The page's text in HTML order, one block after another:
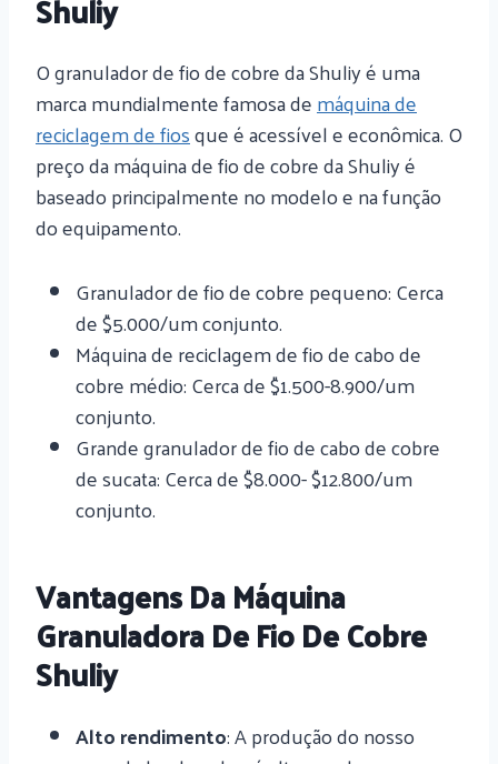
O granulador de fio de cobre da Shuliy é uma
marca mundialmente famosa demáquina de
reciclagem de fiosque é acessível e econômica. O
preço da máquina de fio de cobre da Shuliy é
baseado principalmente no modelo e na função
do equipamento.
Granulador de fio de cobre pequeno: Cerca
de $5.000/um conjunto.
Máquina de reciclagem de fio de cabo de
cobre médio: Cerca de $1.500-8.900/um
conjunto.
Grande granulador de fio de cabo de cobre
de sucata: Cerca de $8.000- $12.800/um
conjunto.
Vantagens Da Máquina
Granuladora De Fio De Cobre
Shuliy
Alto rendimento: A produção do nosso